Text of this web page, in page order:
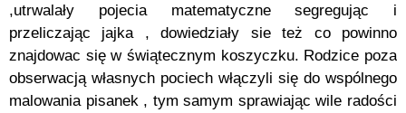
,utrwalały pojecia matematyczne segregując i
przeliczając jajka , dowiedziały sie też co powinno
znajdowac się w świątecznym koszyczku. Rodzice poza
obserwacją własnych pociech włączyli się do wspólnego
malowania pisanek , tym samym sprawiając wile radości